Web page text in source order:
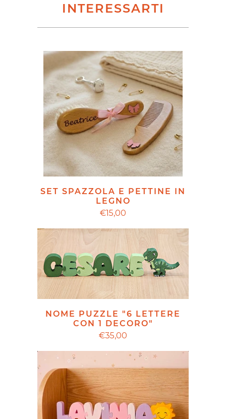
INTERESSARTI
SET SPAZZOLA E PETTINE IN
LEGNO
€15,00
NOME PUZZLE "6 LETTERE
CON 1 DECORO"
€35,00